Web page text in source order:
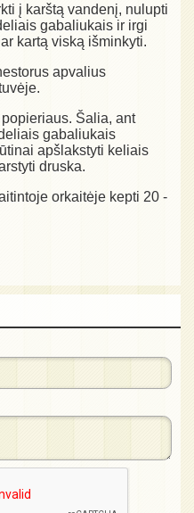
į karštą vandenį, nulupti
gabaliukais ir irgi
kartą viską išminkyti.
apvalius
Šalia, ant
gabaliukais
apšlakstyti keliais
druska.
orkaitėje kepti 20 -